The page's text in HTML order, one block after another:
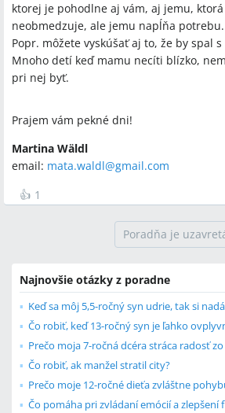
ktorej je pohodlne aj vám, aj jemu,
neobmedzuje, ale jemu napĺňa potrebu.
Popr. môžete vyskúšať aj to, že by spal
Mnoho detí keď mamu necíti blízko,
pri nej byť.
Prajem vám pekné dni!
Martina Wäldl
email: mata.waldl@gmail.com
👍 1
Poradňa je
Najnovšie otázky z poradne
Keď sa môj 5,5-ročný syn udrie, tak si
Čo robiť, keď 13-ročný syn je ľahko
Prečo moja 7-ročná dcéra stráca radosť
Čo robiť, ak manžel stratil city?
Prečo moje 12-ročné dieťa zvláštne
Čo pomáha pri zvládaní emócií a zlepšení